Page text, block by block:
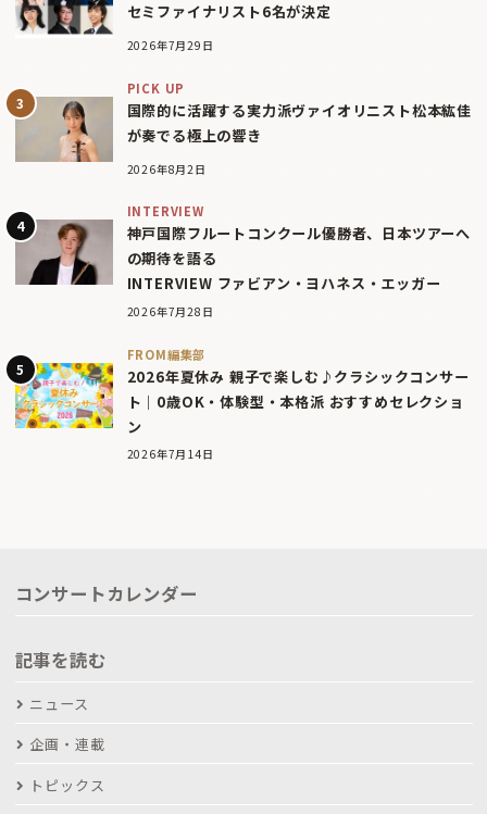
セミファイナリスト6名が決定
2026年7月29日
PICK UP
国際的に活躍する実力派ヴァイオリニスト松本紘佳
が奏でる極上の響き
2026年8月2日
INTERVIEW
神戸国際フルートコンクール優勝者、日本ツアーへ
の期待を語る
INTERVIEW ファビアン・ヨハネス・エッガー
2026年7月28日
FROM編集部
2026年夏休み 親子で楽しむ♪クラシックコンサー
ト｜0歳OK・体験型・本格派 おすすめセレクショ
ン
2026年7月14日
コンサートカレンダー
記事を読む
ニュース
企画・連載
トピックス